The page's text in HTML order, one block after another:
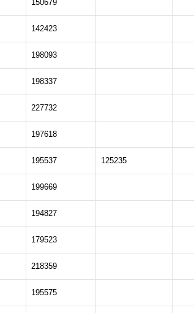
150679
142423
198093
198337
227732
197618
195537 125235
199669
194827
179523
218359
195575